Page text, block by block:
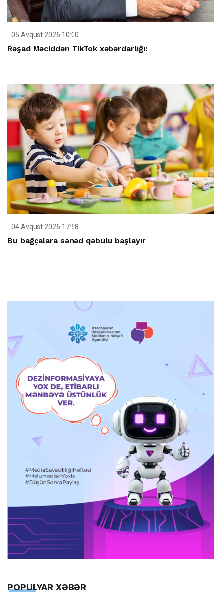
05 Avqust 2026 10:00
Rəşad Məciddən TikTok xəbərdarlığı:
04 Avqust 2026 17:58
Bu bağçalara sənəd qəbulu başlayır
POPULYAR XƏBƏR